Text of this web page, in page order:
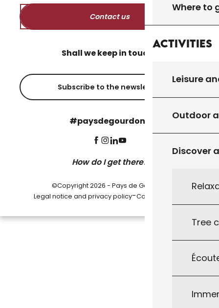
Where to
Activities
Leisure
Outdoor
Discover
Tree
Contact us
Shall we keep in touch?
Subscribe to the newsletter
#paysdegourdon !
How do I get there?
©Copyright 2026 - Pays de Gourdon
Legal notice and privacy policy-Cookie settings